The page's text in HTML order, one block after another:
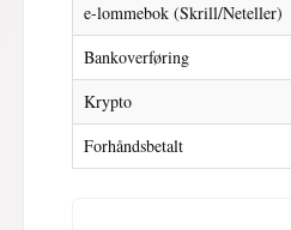
e-lommebok (Skrill/Neteller)
Bankoverføring
Krypto
Forhåndsbetalt